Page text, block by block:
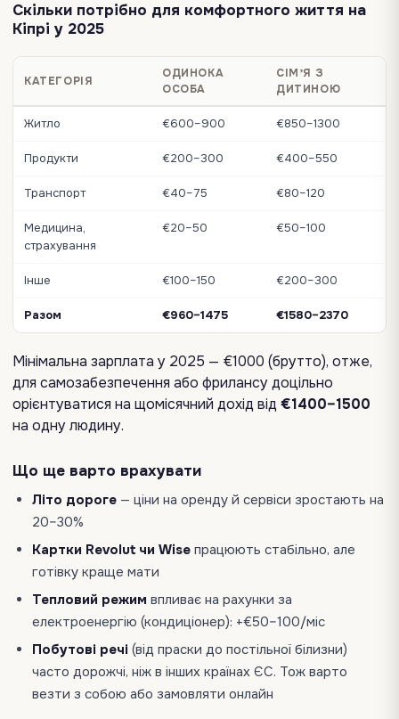
Скільки потрібно для комфортного життя на
Кіпрі у 2025
КАТЕГОРІЯ
ОДИНОКА
ОСОБА
СІМʼЯ З
ДИТИНОЮ
Житло €600–900 €850–1300
Продукти €200–300 €400–550
Транспорт €40–75 €80–120
Медицина,
страхування
€20–50 €50–100
Інше €100–150 €200–300
Разом €960–1475 €1580–2370
Мінімальна зарплата у 2025 — €1000 (брутто), отже,
для самозабезпечення або фрилансу доцільно
орієнтуватися на щомісячний дохід від €1400–1500
на одну людину.
Що ще варто врахувати
Літо дороге — ціни на оренду й сервіси зростають на
20–30%
Картки Revolut чи Wise працюють стабільно, але
готівку краще мати
Тепловий режим впливає на рахунки за
електроенергію (кондиціонер): +€50–100/міс
Побутові речі (від праски до постільної білизни)
часто дорожчі, ніж в інших країнах ЄС. Тож варто
везти з собою або замовляти онлайн